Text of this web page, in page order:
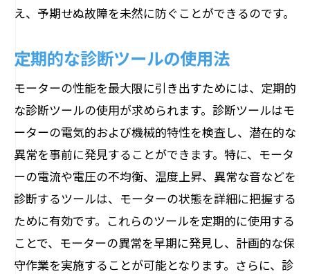
え、予期せぬ故障を未然に防ぐことができるのです。
定期的な診断ツールの使用法
モーターの性能を最大限に引き出すためには、定期的
な診断ツールの使用が求められます。診断ツールはモ
ーターの電気的および機械的特性を検査し、潜在的な
異常を事前に発見することができます。特に、モータ
ーの電流や電圧の不均衡、温度上昇、異常な音などを
診断するツールは、モーターの状態を詳細に把握する
ために有効です。これらのツールを定期的に使用する
ことで、モーターの異常を早期に発見し、計画的な保
守作業を実施することが可能となります。さらに、診